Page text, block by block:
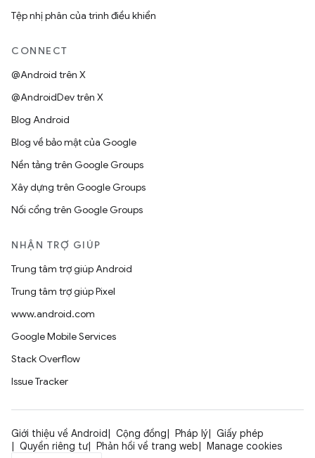
Tệp nhị phân của trình điều khiển
CONNECT
@Android trên X
@AndroidDev trên X
Blog Android
Blog về bảo mật của Google
Nền tảng trên Google Groups
Xây dựng trên Google Groups
Nối cổng trên Google Groups
NHẬN TRỢ GIÚP
Trung tâm trợ giúp Android
Trung tâm trợ giúp Pixel
www.android.com
Google Mobile Services
Stack Overflow
Issue Tracker
Giới thiệu về Android Cộng đồng Pháp lý
Giấy phép
Quyền riêng tư
Phản hồi về trang web Manage cookies